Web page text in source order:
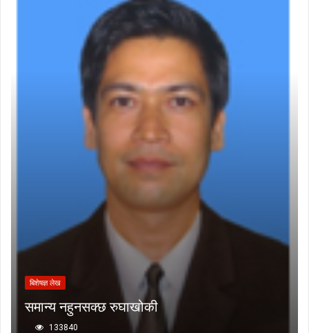
बिशेषज्ञ लेख
समान्य नहुनसक्छ रुघाखोकी
133840